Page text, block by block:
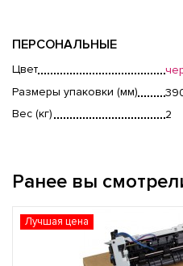
ПЕРСОНАЛЬНЫЕ
Цвет
Размеры упаковки (мм)
Вес (кг)
2
Ранее вы
Лучшая цена